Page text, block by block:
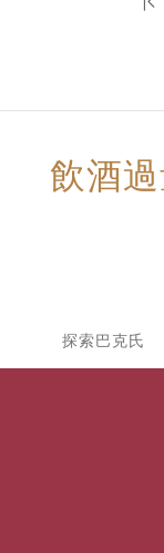
飲酒
探索巴克氏